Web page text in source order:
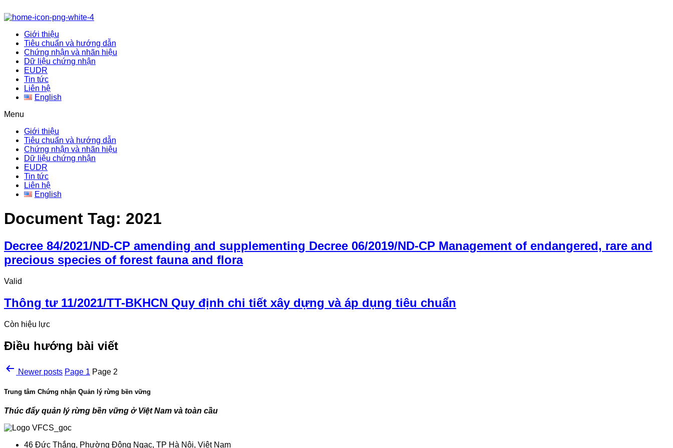
Giới thiệu
Tiêu chuẩn và hướng dẫn
Chứng nhận và nhãn hiệu
Dữ liệu chứng nhận
EUDR
Tin tức
Liên hệ
English
Menu
Giới thiệu
Tiêu chuẩn và hướng dẫn
Chứng nhận và nhãn hiệu
Dữ liệu chứng nhận
EUDR
Tin tức
Liên hệ
English
Document Tag: 2021
Decree 84/2021/ND-CP amending and supplementing Decree 06/2019/ND-CP Management of endangered, rare and
precious species of forest fauna and flora
Valid
Thông tư 11/2021/TT-BKHCN Quy định chi tiết xây dựng và áp dụng tiêu chuẩn
Còn hiệu lực
Điều hướng bài viết
Newer posts Page 1 Page 2
Trung tâm Chứng nhận Quản lý rừng bền vững
Thúc đẩy quản lý rừng bền vững ở Việt Nam và toàn cầu
46 Đức Thắng, Phường Đông Ngạc, TP Hà Nội, Việt Nam